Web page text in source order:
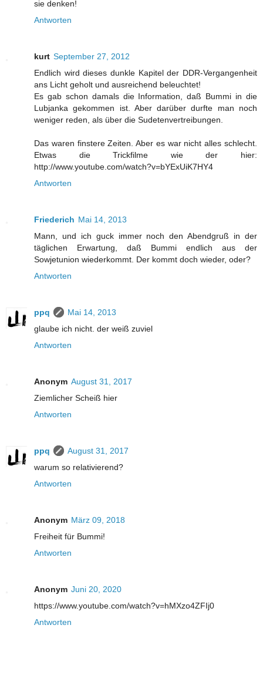
sie denken!
Antworten
kurt September 27, 2012
Endlich wird dieses dunkle Kapitel der DDR-Vergangenheit
ans Licht geholt und ausreichend beleuchtet!
Es gab schon damals die Information, daß Bummi in die
Lubjanka gekommen ist. Aber darüber durfte man noch
weniger reden, als über die Sudetenvertreibungen.
Das waren finstere Zeiten. Aber es war nicht alles schlecht.
Etwas die Trickfilme wie der hier:
http://www.youtube.com/watch?v=bYExUiK7HY4
Antworten
Friederich Mai 14, 2013
Mann, und ich guck immer noch den Abendgruß in der
täglichen Erwartung, daß Bummi endlich aus der
Sowjetunion wiederkommt. Der kommt doch wieder, oder?
Antworten
ppq
Mai 14, 2013
glaube ich nicht. der weiß zuviel
Antworten
Anonym August 31, 2017
Ziemlicher Scheiß hier
Antworten
ppq
August 31, 2017
warum so relativierend?
Antworten
Anonym März 09, 2018
Freiheit für Bummi!
Antworten
Anonym Juni 20, 2020
https://www.youtube.com/watch?v=hMXzo4ZFIj0
Antworten